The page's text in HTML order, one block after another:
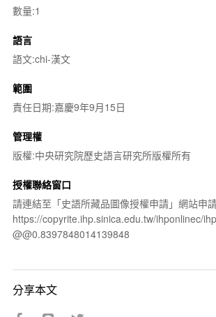
數量:1
語言
語文:chi-漢文
範圍
責任日期:嘉慶9年9月15日
管理權
版權:中央研究院歷史語言研究所版權所有
授權聯絡窗口
請連結至「史語所藏品圖像授權申請」網站申
https://copyrite.ihp.sinica.edu.tw/ihponlinec/
@@0.8397848014139848
分享本文